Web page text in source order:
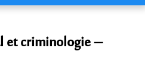
et criminologie –